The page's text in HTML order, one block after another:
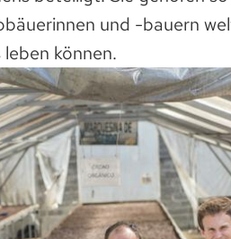
und -bauern
können.